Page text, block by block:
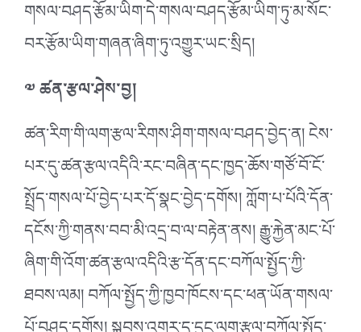
གསལ་བཤད་རྩོམ་ཡིག་དེ་གསལ་བཤད་རྩོམ་ཡིག་ཏུ་མ་སོང་
བར་རྩོམ་ཡིག་གཞན་ཞིག་ཏུ་འགྱུར་ཡང་སྲིད།
༧ ཚན་རྩལ་ཤེས་བྱ།
ཚན་རིག་གི་ལག་རྩལ་རིགས་ཤིག་གསལ་བཤད་བྱེད་ན། ངེས་
པར་དུ་ཚན་རྩལ་འདིའི་རང་བཞིན་དང་ཁྱད་ཆོས་གཙོ་བོ་ངོ་
སྤྲོད་གསལ་པོ་བྱེད་པར་དོ་སྣང་བྱེད་དགོས། ཀློག་པ་པོའི་དོན་
དངོས་ཀྱི་གནས་བབ་མི་འདྲ་བ་ལ་བརྟེན་ནས། རྒྱུ་རྐྱེན་མང་པོ་
ཞིག་གི་འོག་ཚན་རྩལ་འདིའི་རྩ་དོན་དང་བཀོལ་སྤྱོད་ཀྱི་
ཐབས་ལམ། བཀོལ་སྤྱོད་ཀྱི་ཁྱབ་ཁོངས་དང་ཕན་ཡོན་གསལ་